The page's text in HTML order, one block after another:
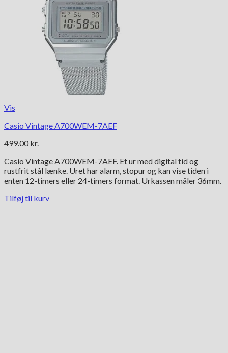
Vis
Casio Vintage A700WEM-7AEF
499.00 kr.
Casio Vintage A700WEM-7AEF. Et ur med digital tid og
rustfrit stål lænke. Uret har alarm, stopur og kan vise tiden i
enten 12-timers eller 24-timers format. Urkassen måler 36mm.
Tilføj til kurv